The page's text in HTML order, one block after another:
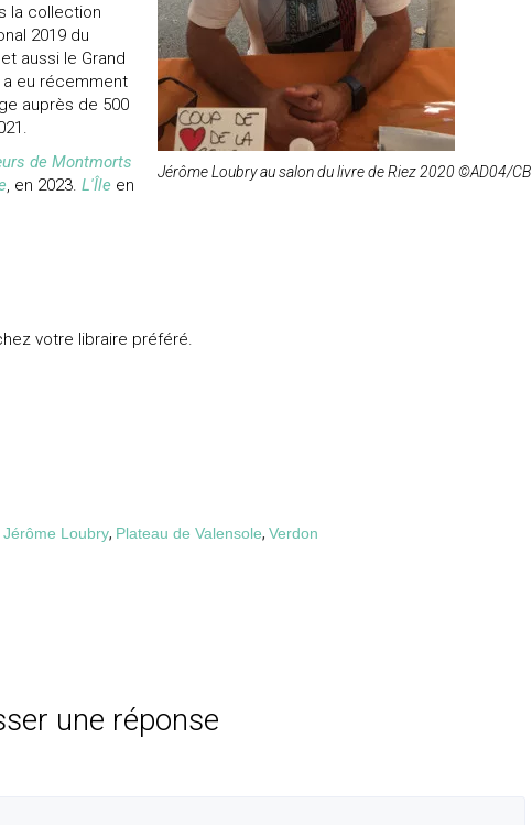
Jérôme Loubry au salon du livre de Riez 2020 ©AD04/CB
la collection
2019 du
aussi le Grand
a eu récemment
auprès de 500
de Montmorts
, en 2023. L'Île en
votre libraire préféré.
Jérôme Loubry, Plateau de Valensole, Verdon
une réponse